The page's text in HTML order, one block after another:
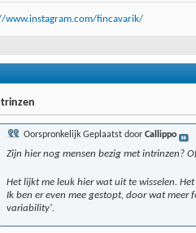
www.instagram.com/fincavarik/
Oorspronkelijk Geplaatst door Callippo
Zijn hier nog mensen bezig met intrinzen?
Het lijkt me leuk hier wat uit te wisselen.
Ik ben er even mee gestopt, door wat meer
variability'.